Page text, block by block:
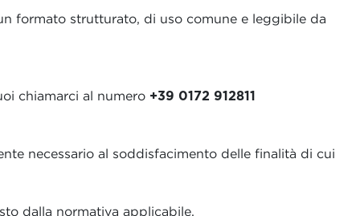
formato strutturato, di uso comune e leggibile da
chiamarci al numero +39 0172 912811
necessario al soddisfacimento delle finalità di cui
dalla normativa applicabile.